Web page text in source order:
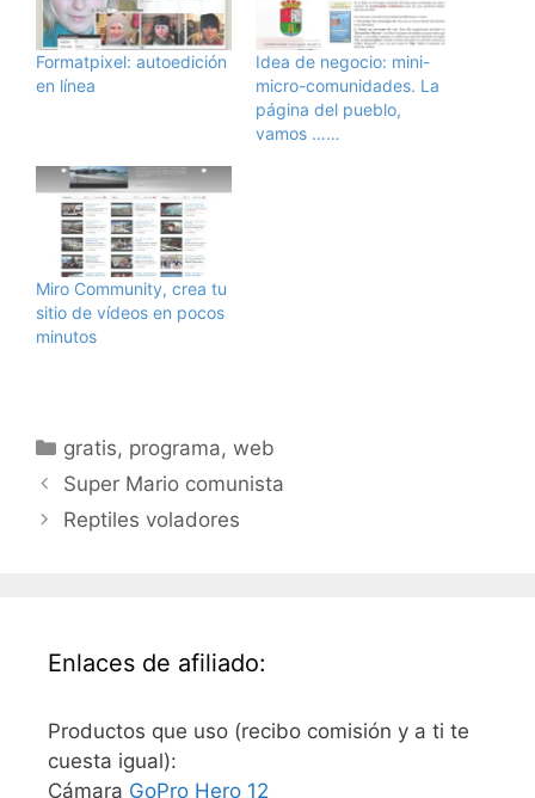
Formatpixel: autoedición
en línea
Idea de negocio: mini-
micro-comunidades. La
página del pueblo,
vamos ……
Miro Community, crea tu
sitio de vídeos en pocos
minutos
Categorías
gratis, programa,web
Super Mario comunista
Reptiles voladores
Enlaces de afiliado:
Productos que uso (recibo comisión y a ti te
cuesta igual):
Cámara GoPro Hero 12